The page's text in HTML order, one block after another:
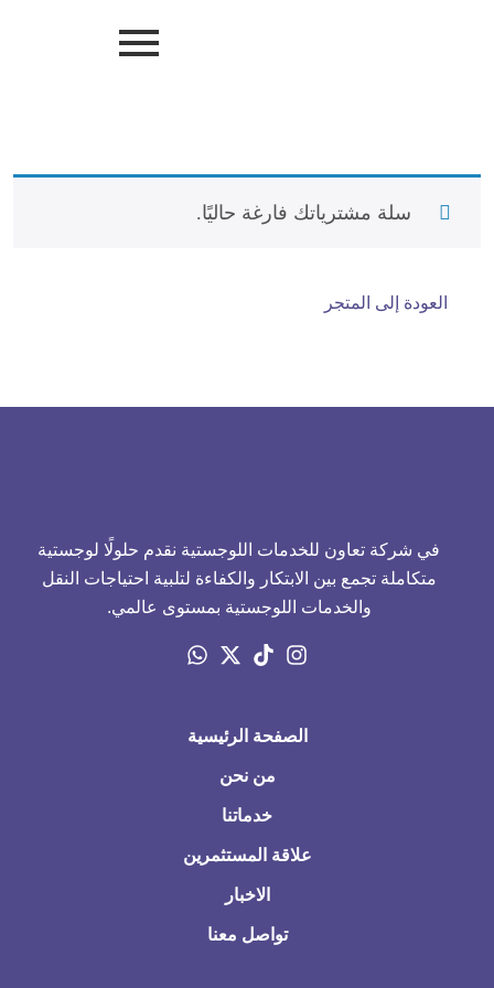
سلة مشترياتك فارغة حاليًا.
العودة إلى المتجر
في شركة تعاون للخدمات اللوجستية نقدم حلولًا لوجستية
متكاملة تجمع بين الابتكار والكفاءة لتلبية احتياجات النقل
والخدمات اللوجستية بمستوى عالمي.
الصفحة الرئيسية
من نحن
خدماتنا
علاقة المستثمرين
الاخبار
تواصل معنا